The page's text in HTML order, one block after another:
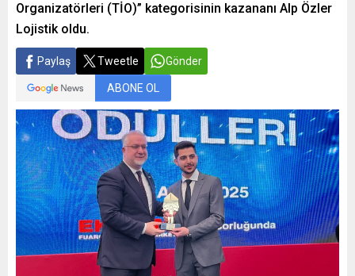
Organizatörleri (TİO)” kategorisinin kazananı Alp Özler
Lojistik oldu.
Paylaş Tweetle Gönder
ABONE OL